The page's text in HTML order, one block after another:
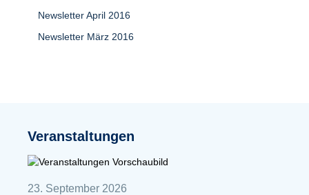
Newsletter April 2016
Newsletter März 2016
Veranstaltungen
23. September 2026